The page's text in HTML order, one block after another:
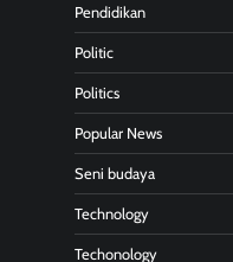
Pendidikan
Politic
Politics
Popular News
Seni budaya
Technology
Techonology